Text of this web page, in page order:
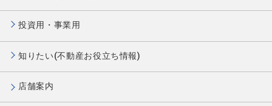
投資用・事業用
知りたい(不動産お役立ち情報)
店舗案内